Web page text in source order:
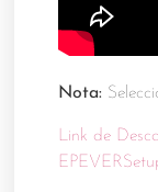
Nota:
Link de